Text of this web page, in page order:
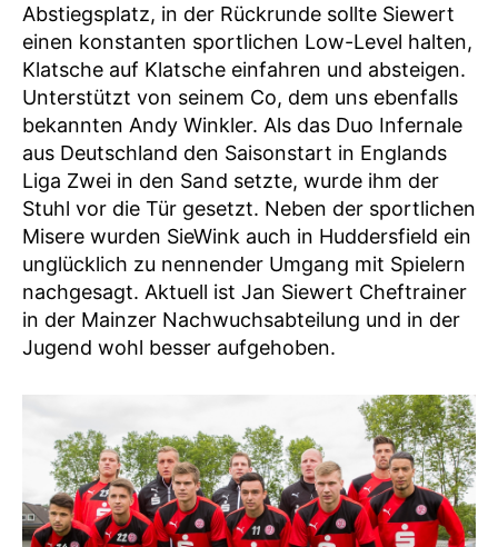
Abstiegsplatz, in der Rückrunde sollte Siewert
einen konstanten sportlichen Low-Level halten,
Klatsche auf Klatsche einfahren und absteigen.
Unterstützt von seinem Co, dem uns ebenfalls
bekannten Andy Winkler. Als das Duo Infernale
aus Deutschland den Saisonstart in Englands
Liga Zwei in den Sand setzte, wurde ihm der
Stuhl vor die Tür gesetzt. Neben der sportlichen
Misere wurden SieWink auch in Huddersfield ein
unglücklich zu nennender Umgang mit Spielern
nachgesagt. Aktuell ist Jan Siewert Cheftrainer
in der Mainzer Nachwuchsabteilung und in der
Jugend wohl besser aufgehoben.